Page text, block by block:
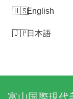
English
日本語